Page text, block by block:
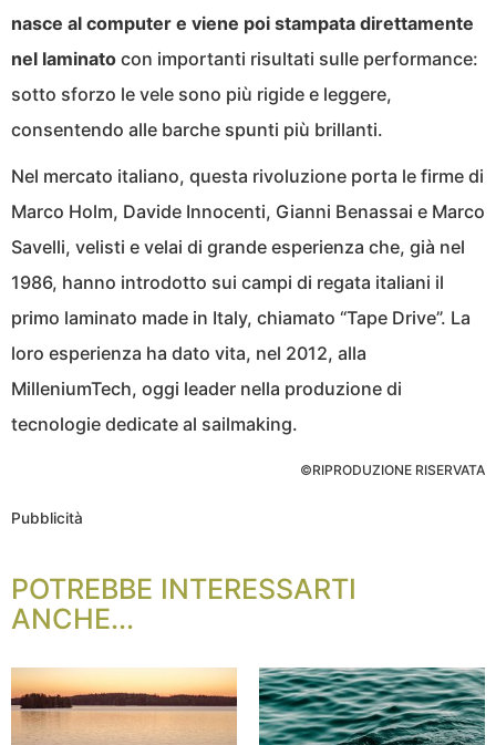
nasce al computer e viene poi stampata direttamente
nel laminato con importanti risultati sulle performance:
sotto sforzo le vele sono più rigide e leggere,
consentendo alle barche spunti più brillanti.
Nel mercato italiano, questa rivoluzione porta le firme di
Marco Holm, Davide Innocenti, Gianni Benassai e Marco
Savelli, velisti e velai di grande esperienza che, già nel
1986, hanno introdotto sui campi di regata italiani il
primo laminato made in Italy, chiamato “Tape Drive”. La
loro esperienza ha dato vita, nel 2012, alla
MilleniumTech, oggi leader nella produzione di
tecnologie dedicate al sailmaking.
©RIPRODUZIONE RISERVATA
Pubblicità
POTREBBE INTERESSARTI
ANCHE...